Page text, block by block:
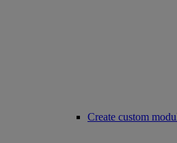
Create custom